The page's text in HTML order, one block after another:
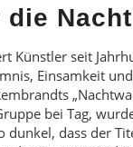
Künstler seit
Einsamkeit und
bei Tag,
dunkel, dass der